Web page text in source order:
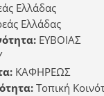
Ελλάδας
Ελλάδας
ΕΥΒΟΙΑΣ
ΚΑΦΗΡΕΩΣ
Τοπική